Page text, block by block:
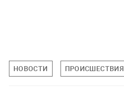
НОВОСТИ ПРОИСШЕСТВИЯ